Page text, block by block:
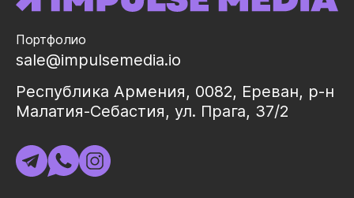
Портфолио
sale@impulsemedia.io
Республика Армения, 0082, Ереван, р-н
Малатия-Себастия, ул. Прага, 37/2